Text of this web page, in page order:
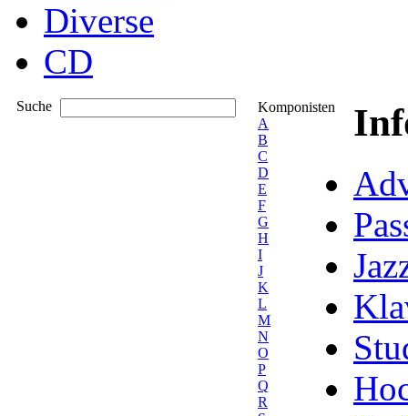
Diverse
CD
Suche
Komponisten
A
B
C
D
E
F
G
H
I
J
K
L
M
N
O
P
Q
R